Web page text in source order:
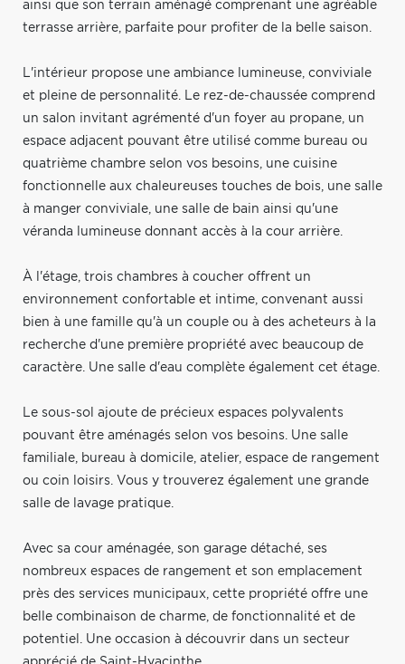
ainsi que son terrain aménagé comprenant une agréable
terrasse arrière, parfaite pour profiter de la belle saison.
L'intérieur propose une ambiance lumineuse, conviviale
et pleine de personnalité. Le rez-de-chaussée comprend
un salon invitant agrémenté d'un foyer au propane, un
espace adjacent pouvant être utilisé comme bureau ou
quatrième chambre selon vos besoins, une cuisine
fonctionnelle aux chaleureuses touches de bois, une salle
à manger conviviale, une salle de bain ainsi qu'une
véranda lumineuse donnant accès à la cour arrière.
À l'étage, trois chambres à coucher offrent un
environnement confortable et intime, convenant aussi
bien à une famille qu'à un couple ou à des acheteurs à la
recherche d'une première propriété avec beaucoup de
caractère. Une salle d'eau complète également cet étage.
Le sous-sol ajoute de précieux espaces polyvalents
pouvant être aménagés selon vos besoins. Une salle
familiale, bureau à domicile, atelier, espace de rangement
ou coin loisirs. Vous y trouverez également une grande
salle de lavage pratique.
Avec sa cour aménagée, son garage détaché, ses
nombreux espaces de rangement et son emplacement
près des services municipaux, cette propriété offre une
belle combinaison de charme, de fonctionnalité et de
potentiel. Une occasion à découvrir dans un secteur